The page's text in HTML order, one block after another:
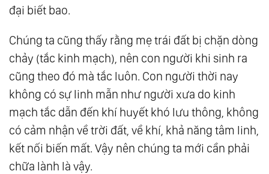
137.Là Chính Mình - Hành Trình Trở Về Tự
138. Giàu Có Là Khi Tâm Biết Đủ
139.Hành Trình Của Linh Hồn: Từ Đau Khổ
Đến Cho Đi
140.Ánh Sáng Của Tình Yêu Thương
141.
Bạn Không Là Gì Cả Thì Bạn Là Tất Cả
142. Nỗi Sợ - Ảo Ảnh Của Tâm
143.Người Có Tình Yêu Đại Đồng Sẽ Không
đại biết bao.
Chúng ta cũng thấy rằng mẹ trái đất bị chặn dòng
chảy (tắc kinh mạch), nên con người khi sinh ra
cũng theo đó mà tắc luôn. Con người thời nay
không có sự linh mẫn như người xưa do kinh
mạch tắc dẫn đến khí huyết khó lưu thông, không
có cảm nhận về trời đất, về khí, khả năng tâm linh,
kết nối biến mất. Vậy nên chúng ta mới cần phải
chữa lành là vậy.